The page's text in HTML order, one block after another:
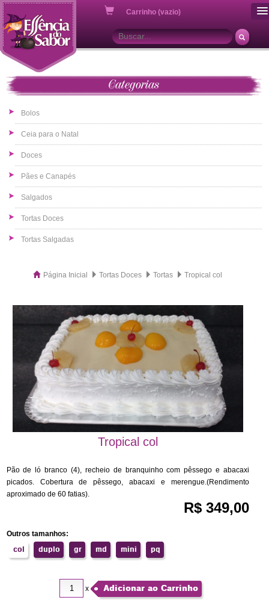
Carrinho (vazio)
Categorias
Bolos
Ceia para o Natal
Doces
Pães e Canapés
Salgados
Tortas Doces
Tortas Salgadas
Página Inicial Tortas Doces Tortas Tropical col
Tropical col
Pão de ló branco (4), recheio de branquinho com pêssego e abacaxi
picados. Cobertura de pêssego, abacaxi e merengue.(Rendimento
aproximado de 60 fatias).
R$ 349,00
Outros tamanhos:
col
duplo gr md mini pq
x Adicionar ao Carrinho